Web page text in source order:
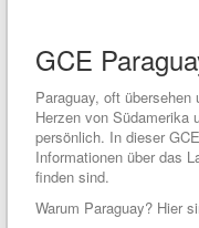
GCE
Paraguay, oft
Herzen von Südamerika
persönlich. In dieser
Informationen über das
finden sind.
Warum Paraguay? Hier